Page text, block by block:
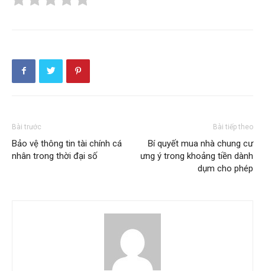
Bài trước
Bảo vệ thông tin tài chính cá
nhân trong thời đại số
Bài tiếp theo
Bí quyết mua nhà chung cư
ưng ý trong khoảng tiền dành
dụm cho phép